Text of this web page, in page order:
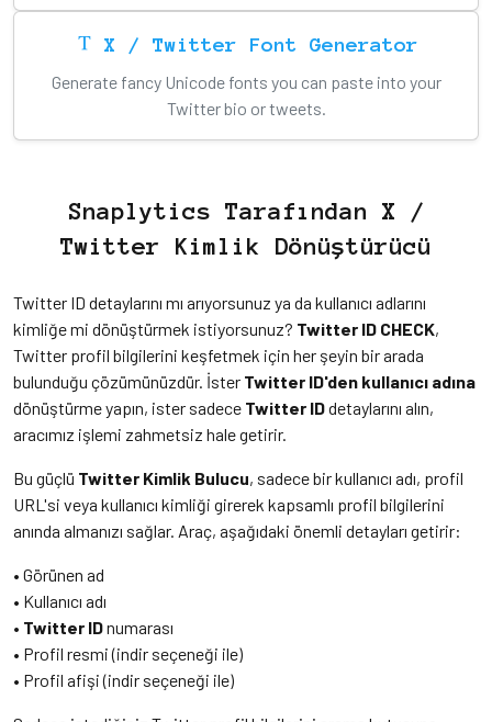
X / Twitter Font Generator
Generate fancy Unicode fonts you can paste into your
Twitter bio or tweets.
Snaplytics Tarafından X /
Twitter Kimlik Dönüştürücü
Twitter ID detaylarını mı arıyorsunuz ya da kullanıcı adlarını
kimliğe mi dönüştürmek istiyorsunuz? Twitter ID CHECK,
Twitter profil bilgilerini keşfetmek için her şeyin bir arada
bulunduğu çözümünüzdür. İster Twitter ID'den kullanıcı adına
dönüştürme yapın, ister sadece Twitter IDdetaylarını alın,
aracımız işlemi zahmetsiz hale getirir.
Bu güçlü Twitter Kimlik Bulucu, sadece bir kullanıcı adı, profil
URL'si veya kullanıcı kimliği girerek kapsamlı profil bilgilerini
anında almanızı sağlar. Araç, aşağıdaki önemli detayları getirir:
• Görünen ad
• Kullanıcı adı
• Twitter IDnumarası
• Profil resmi (indir seçeneği ile)
• Profil afişi (indir seçeneği ile)